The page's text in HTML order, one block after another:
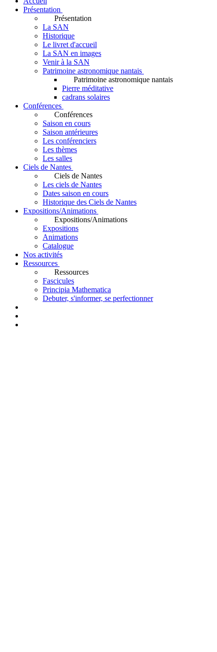
Présentation
Présentation
La SAN
Historique
Le livret d'accueil
La SAN en images
Venir à la SAN
Patrimoine astronomique nantais
Patrimoine astronomique nantais
Pierre méditative
cadrans solaires
Conférences
Conférences
Saison en cours
Saison antérieures
Les conférenciers
Les thèmes
Les salles
Ciels de Nantes
Ciels de Nantes
Les ciels de Nantes
Dates saison en cours
Historique des Ciels de Nantes
Expositions/Animations
Expositions/Animations
Expositions
Animations
Catalogue
Nos activités
Ressources
Ressources
Fascicules
Principia Mathematica
Debuter, s'informer, se perfectionner